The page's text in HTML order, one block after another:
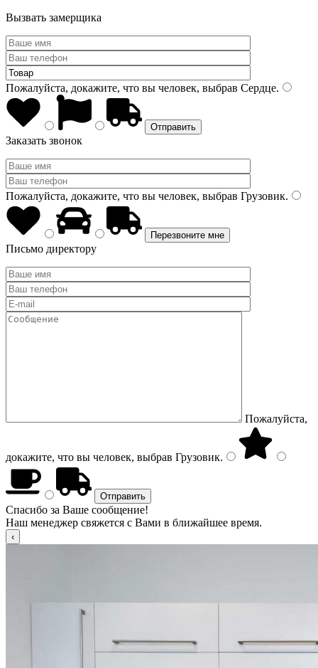
Вызвать замерщика
Пожалуйста, докажите, что вы человек, выбрав Сердце.
Заказать звонок
Пожалуйста, докажите, что вы человек, выбрав Грузовик.
Письмо директору
Пожалуйста,
докажите, что вы человек, выбрав Грузовик.
Спасибо за Ваше сообщение!
Наш менеджер свяжется с Вами в ближайшее время.